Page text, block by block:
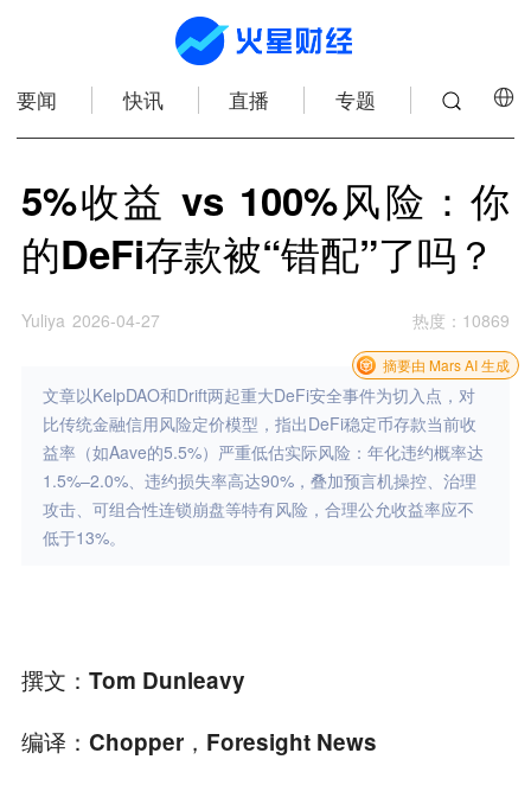
要闻 快讯 直播 专题
5%收益 vs 100%风险：你
的DeFi存款被“错配”了吗？
Yuliya 2026-04-27 热度 ： 10869
文章以KelpDAO和Drift两起重大DeFi安全事件为切入点，对
比传统金融信用风险定价模型，指出DeFi稳定币存款当前收
益率（如Aave的5.5%）严重低估实际风险：年化违约概率达
1.5%–2.0%、违约损失率高达90%，叠加预言机操控、治理
攻击、可组合性连锁崩盘等特有风险，合理公允收益率应不
低于13%。
摘要由 Mars AI 生成
撰文：Tom Dunleavy
编译：Chopper，Foresight News